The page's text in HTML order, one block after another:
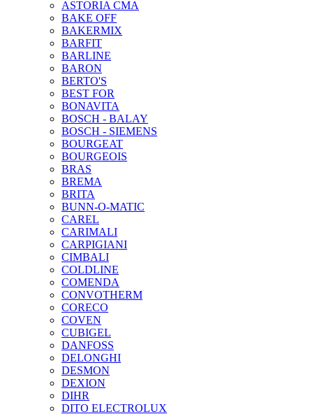
ASTORIA CMA
BAKE OFF
BAKERMIX
BARFIT
BARLINE
BARON
BERTO'S
BEST FOR
BONAVITA
BOSCH - BALAY
BOSCH - SIEMENS
BOURGEAT
BOURGEOIS
BRAS
BREMA
BRITA
BUNN-O-MATIC
CAREL
CARIMALI
CARPIGIANI
CIMBALI
COLDLINE
COMENDA
CONVOTHERM
CORECO
COVEN
CUBIGEL
DANFOSS
DELONGHI
DESMON
DEXION
DIHR
DITO ELECTROLUX